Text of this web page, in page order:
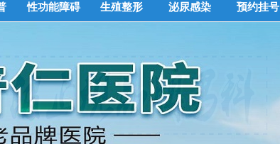
性功能障碍 生殖整形 泌尿感染 预约挂号